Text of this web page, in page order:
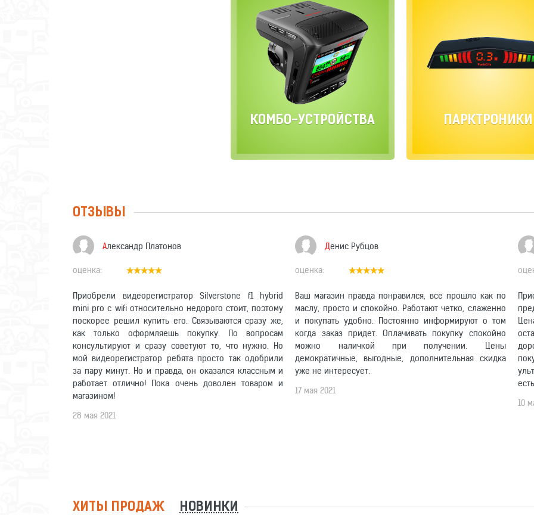
КОМБО-УСТРОЙСТВА ПАРКТРОНИКИ
ОТЗЫВЫ
Приобрели видеорегистратор Silverstone f1 hybrid
mini pro c wifi относительно недорого стоит, поэтому
поскорее решил купить его. Связываются сразу же,
как только оформляешь покупку. По вопросам
консультируют и сразу советуют то, что нужно. Но
мой видеорегистратор ребята просто так одобрили
за пару минут. Но и правда, он оказался классным и
работает отлично! Пока очень доволен товаром и
магазином!
Александр Платонов
28 мая 2021
Ваш магазин правда понравился, все прошло как по
маслу, просто и спокойно. Работают четко, слаженно
и покупать удобно. Постоянно информируют о том
когда заказ придет. Оплачивать покупку спокойно
можно наличкой при получении. Цены
демократичные, выгодные, дополнительная скидка
уже не интересует.
Денис Рубцов
17 мая 2021
10
ХИТЫ ПРОДАЖ НОВИНКИ